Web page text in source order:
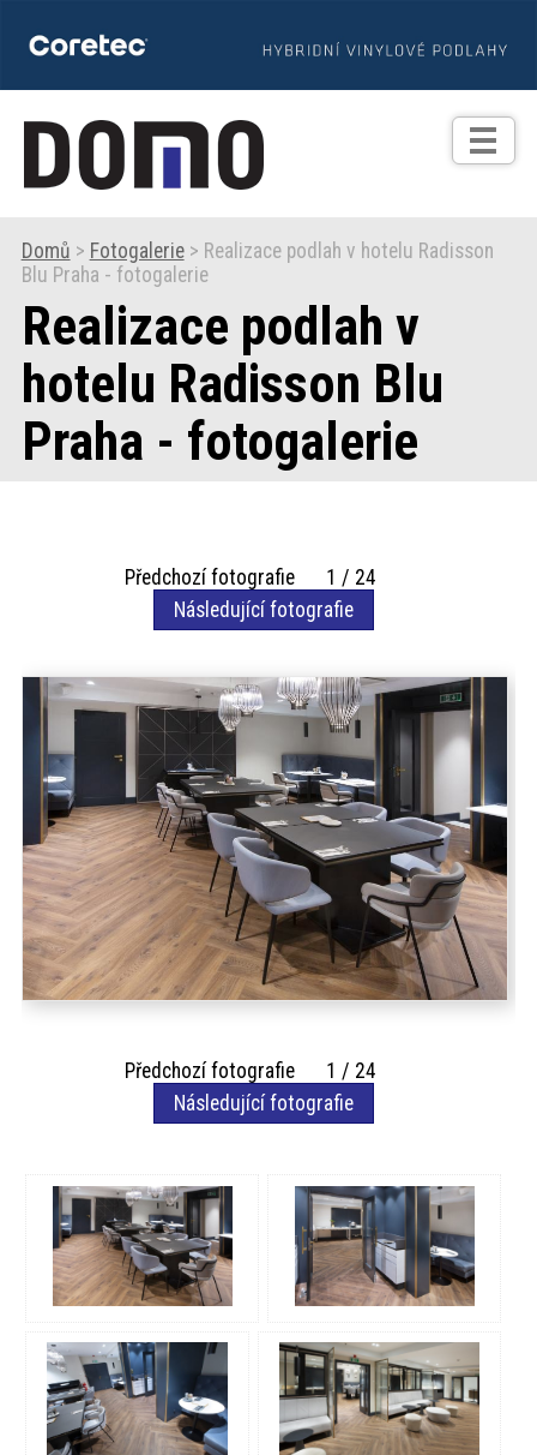
TIPY
Zprávy
Praxe
Fotogalerie
Produkty
Kontakt
Domů > Fotogalerie> Realizace podlah v hotelu Radisson
Blu Praha - fotogalerie
Realizace podlah v
hotelu Radisson Blu
Praha - fotogalerie
Předchozí fotografie 1 / 24
Následující fotografie
Předchozí fotografie 1 / 24
Následující fotografie